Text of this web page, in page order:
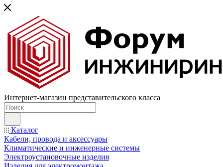
Интернет-магазин представительского класса
Каталог
Кабели, провода и аксессуары
Климатические и инженерные системы
Электроустановочные изделия